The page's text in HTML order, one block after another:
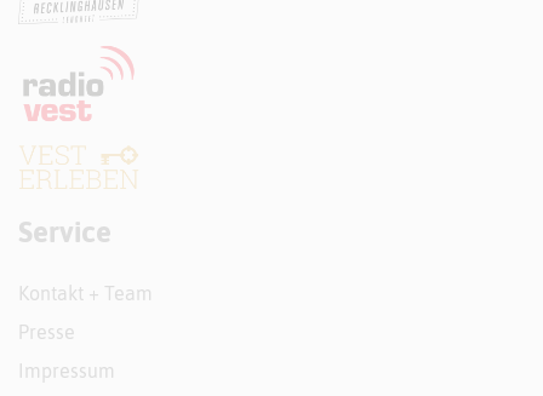
Service
Kontakt + Team
Presse
Impressum